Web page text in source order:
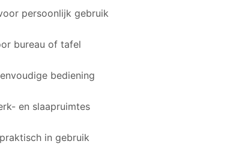
persoonlijk gebruik
bureau of tafel
bediening
en slaapruimtes
in gebruik